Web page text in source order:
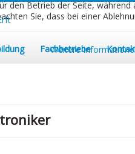
Fachbetriebe
den Betrieb der Seite,
Sie, dass bei einer
Weitere